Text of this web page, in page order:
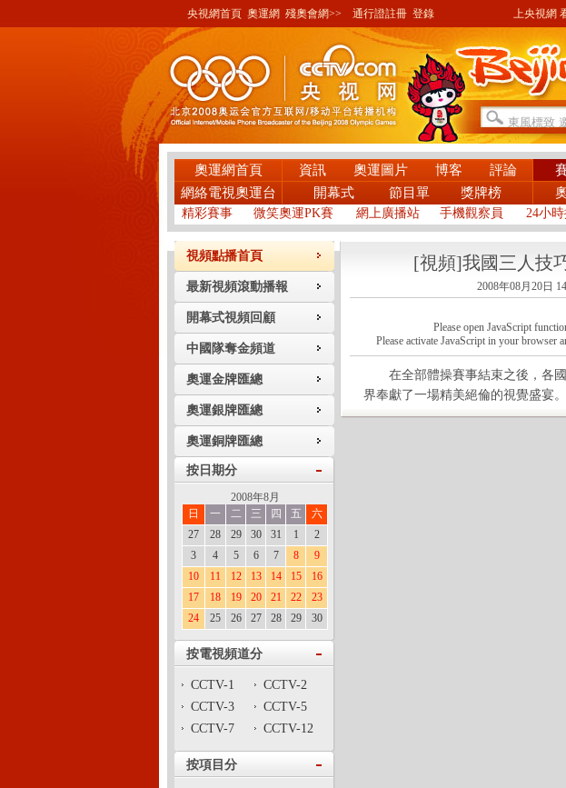
央視網首頁 奧運網 殘奧會網>> 通行證註冊 登錄 上央視網 看奧
奧運網首頁 資訊 奧運圖片 博客 評論
網絡電視奧運台
開幕式 節目單 獎牌榜
精彩賽事 微笑奧運PK賽 網上廣播站 手機觀察員 24小
視頻點播首頁
最新視頻滾動播報
開幕式視頻回顧
中國隊奪金頻道
奧運金牌匯總
奧運銀牌匯總
奧運銅牌匯總
按日期分
2008年8月
日
一 二 三 四 五
六
27
28 29 30 31 1
2
3
4 5 6 7 8
9
10
11 12 13 14 15
16
17
18 19 20 21 22
23
24
25 26 27 28 29 30
按電視頻道分
CCTV-1
CCTV-2
CCTV-3
CCTV-5
CCTV-7
CCTV-12
按項目分
[視頻]我國三人技
2008年08月20日
Please open JavaScript
Please activate JavaScript in your browser
在全部體操賽事結束之後，各國
界奉獻了一場精美絕倫的視覺盛宴